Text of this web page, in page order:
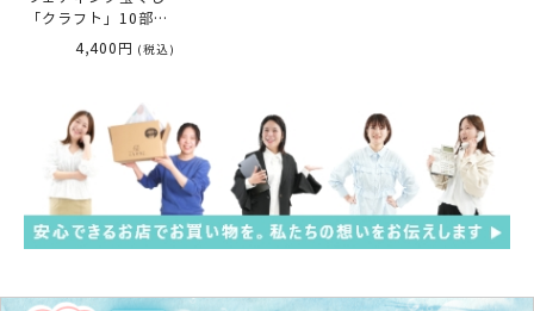
「クラフト」10部～
（入力・印刷込)結婚
4,400円 (税込)